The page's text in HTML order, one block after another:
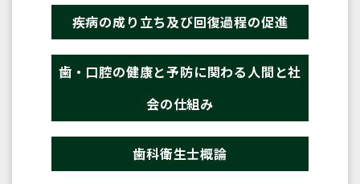
疾病の成り立ち及び回復過程の促進
歯・口腔の健康と予防に関わる人間と社
会の仕組み
歯科衛生士概論